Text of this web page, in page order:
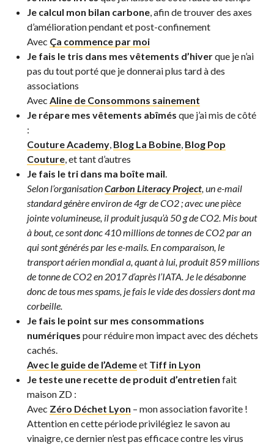
Je calcul mon bilan carbone, afin de trouver des axes
d’amélioration pendant et post-confinement
Avec Ça commence par moi
Je fais le tris dans mes vêtements d’hiverque je n’ai
pas du tout porté que je donnerai plus tard à des
associations
Avec Aline de Consommons sainement
Je répare mes vêtements abîmés que j’ai mis de côté
:
Couture Academy, Blog La Bobine, Blog Pop
Couture, et tant d’autres
Je fais le tri dans ma boîte mail.
Selon l’organisationCarbon Literacy Project, un e-mail
standard génère environ de 4gr de CO2 ; avec une pièce
jointe volumineuse, il produit jusqu’à 50 g de CO2. Mis bout
à bout, ce sont donc 410 millions de tonnes de CO2 par an
qui sont générés par les e-mails. En comparaison, le
transport aérien mondial a, quant à lui, produit 859 millions
de tonne de CO2 en 2017 d’après l’IATA. Je le désabonne
donc de tous mes spams, je fais le vide des dossiers dont ma
corbeille.
Je fais le point sur mes consommations
numériques pour réduire mon impact avec des déchets
cachés.
Avec le guide de l’Ademeet Tiff in Lyon
Je teste une recette de produit d’entretien fait
maison ZD :
Avec Zéro Déchet Lyon – mon association favorite !
Attention en cette période privilégiez le savon au
vinaigre, ce dernier n’est pas efficace contre les virus